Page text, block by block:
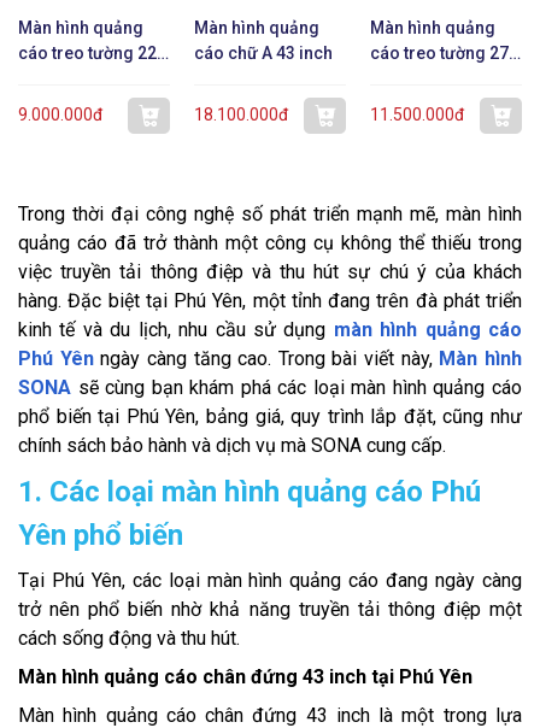
Màn hình quảng
cáo treo tường 22
9.000.000đ
Màn hình quảng
cáo chữ A 43 inch
18.100.000đ
Màn hình quảng
cáo treo tường 27
11.500.000đ
Trong thời đại công nghệ số phát triển mạnh mẽ, màn hình
quảng cáo đã trở thành một công cụ không thể thiếu trong
việc truyền tải thông điệp và thu hút sự chú ý của khách
hàng. Đặc biệt tại Phú Yên, một tỉnh đang trên đà phát triển
kinh tế và du lịch, nhu cầu sử dụng màn hình quảng cáo
Phú Yênngày càng tăng cao. Trong bài viết này, Màn hình
SONA sẽ cùng bạn khám phá các loại màn hình quảng cáo
phổ biến tại Phú Yên, bảng giá, quy trình lắp đặt, cũng như
chính sách bảo hành và dịch vụ mà SONA cung cấp.
1. Các loại màn hình quảng cáo Phú
Yên phổ biến
Tại Phú Yên, các loại màn hình quảng cáo đang ngày càng
trở nên phổ biến nhờ khả năng truyền tải thông điệp một
cách sống động và thu hút.
Màn hình quảng cáo chân đứng 43 inch tại Phú Yên
Màn hình quảng cáo chân đứng 43 inch là một trong lựa